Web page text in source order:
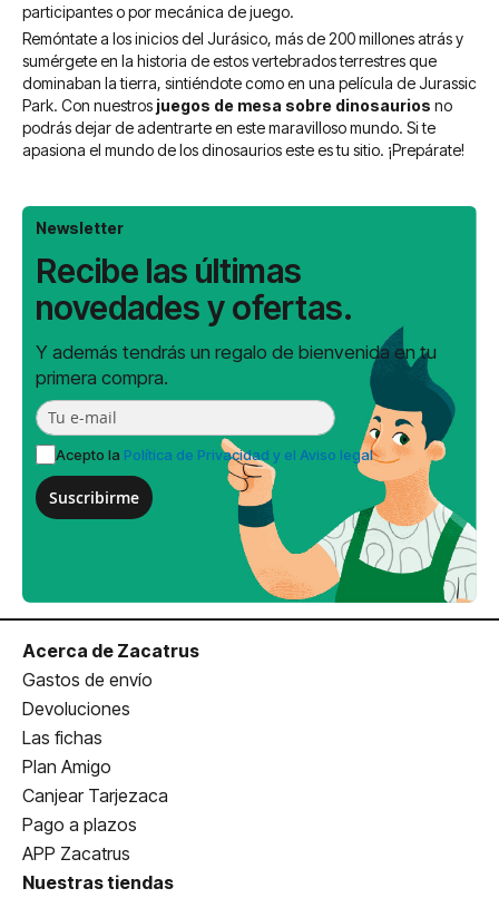
participantes o por mecánica de juego.
Remóntate a los inicios del Jurásico, más de 200 millones atrás y
sumérgete en la historia de estos vertebrados terrestres que
dominaban la tierra, sintiéndote como en una película de Jurassic
Park. Con nuestros juegos de mesa sobre dinosaurios no
podrás dejar de adentrarte en este maravilloso mundo. Si te
apasiona el mundo de los dinosaurios este es tu sitio. ¡Prepárate!
Newsletter
Recibe las últimas
novedades y ofertas.
Y además tendrás un regalo de bienvenida en tu
primera compra.
Acepto la Política de Privacidad y el Aviso legal
Suscribirme
Acerca de Zacatrus
Gastos de envío
Devoluciones
Las fichas
Plan Amigo
Canjear Tarjezaca
Pago a plazos
APP Zacatrus
Nuestras tiendas